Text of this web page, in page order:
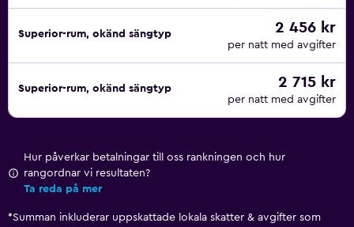
Superior-rum, okänd sängtyp 2 456 kr
per natt med avgifter
Superior-rum, okänd sängtyp 2 715 kr
per natt med avgifter
Hur påverkar betalningar till oss rankningen och hur
rangordnar vi resultaten?
Ta reda på mer
*Summan inkluderar uppskattade lokala skatter & avgifter som